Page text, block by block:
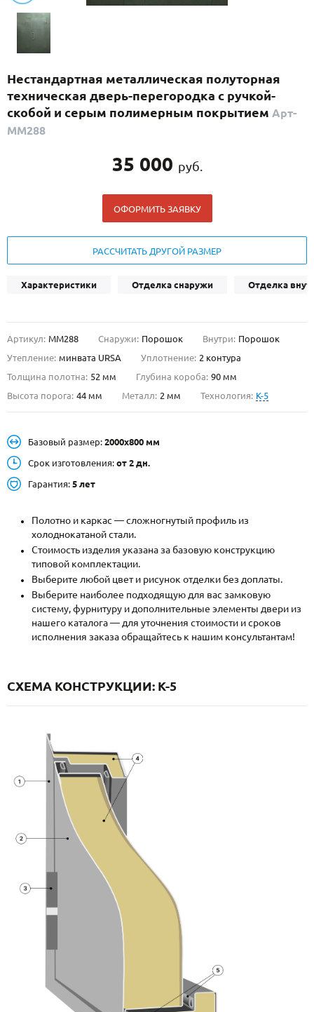
С реечным дизайном(29)
ПО НАЗНАЧЕНИЮ
ПО КОНСТРУКЦИИ
Популярные двери
ДОСТАВКА
О НАС
Металлические двери от производителя с доставкой и установкой в
НАЙТИ:
INFO@META-M.RU
ЗАПРОСИТЬ РАСЧЕТ
Каталог Распродажа Как купить
Записаться на замер
Нестандартная металлическая полуторная
техническая дверь-перегородка с ручкой-
скобой и серым полимерным покрытием Арт-
ММ288
35 000 руб.
ОФОРМИТЬ ЗАЯВКУ
РАССЧИТАТЬ ДРУГОЙ РАЗМЕР
Характеристики Отделка снаружи Отделка
Артикул: ММ288 Снаружи: Порошок Внутри: Порошок
Утепление: минвата URSA Уплотнение: 2 контура
Толщина полотна: 52 мм Глубина короба: 90 мм
Высота порога: 44 мм Металл: 2 мм Технология: K-5
Базовый размер: 2000х800 мм
Срок изготовления: от 2 дн.
Гарантия: 5 лет
Полотно и каркас — сложногнутый профиль из
холоднокатаной стали.
Стоимость изделия указана за базовую конструкцию
типовой комплектации.
Выберите любой цвет и рисунок отделки без доплаты.
Выберите наиболее подходящую для вас замковую
систему, фурнитуру и дополнительные элементы двери из
нашего каталога — для уточнения стоимости и сроков
исполнения заказа обращайтесь к нашим консультантам!
СХЕМА КОНСТРУКЦИИ: K-5